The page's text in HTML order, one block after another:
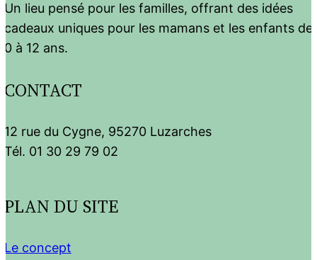
Un lieu pensé pour les familles, offrant des idées
cadeaux uniques pour les mamans et les enfants de
0 à 12 ans.
CONTACT
12 rue du Cygne, 95270 Luzarches
Tél. 01 30 29 79 02
PLAN DU SITE
Le concept